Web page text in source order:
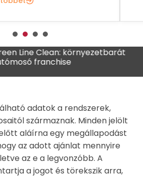
Clean: környezetbarát
franchise
adatok a rendszerek,
származnak. Minden jelölt
aláírna egy megállapodást
az adott ajánlat mennyire
az e a legvonzóbb. A
a jogot és törekszik arra,